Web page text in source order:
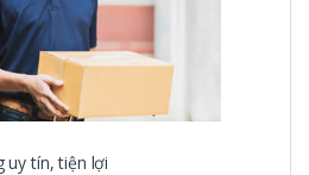
uy tín, tiện lợi